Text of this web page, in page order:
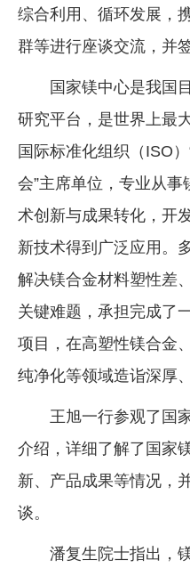
综合利用、循环发展，
群等进行座谈交流，并
国家镁中心是我国
研究平台，是世界上最
国际标准化组织（ISO
会”主席单位，专业从
术创新与成果转化，开
新技术得到广泛应用。
解决镁合金材料塑性差
关键难题，承担完成了
项目，在高塑性镁合金
纯净化等领域造诣深厚
王旭一行参观了国
介绍，详细了解了国家
新、产品成果等情况，
谈。
潘复生院士指出，